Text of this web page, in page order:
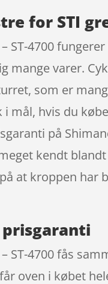
for STI
ST-4700
mange varer.
som er
mål, hvis du
på
kendt
at kroppen har
ST-4700 fås
oven i købet